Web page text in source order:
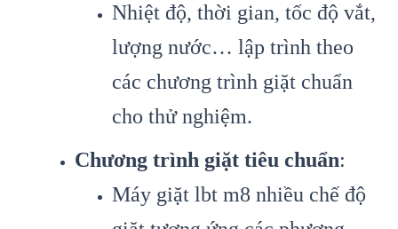
Nhiệt độ, thời gian, tốc độ vắt,
lượng nước… lập trình theo
các chương trình giặt chuẩn
cho thử nghiệm.
Chương trình giặt tiêu chuẩn:
Máy giặt lbt m8 nhiều chế độ